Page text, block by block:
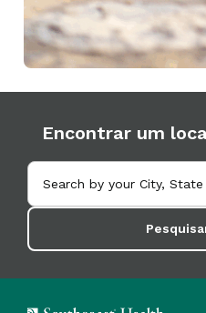
Encontrar um